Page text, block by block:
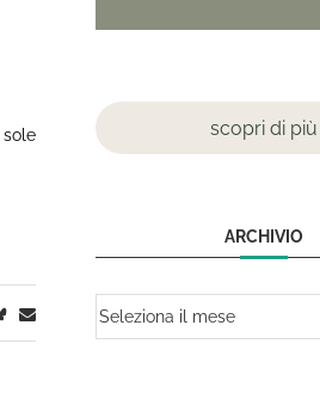
sole scopri di più
ARCHIVIO